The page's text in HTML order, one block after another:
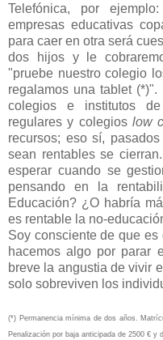
Telefónica, por
empresas educativas
para caer en otra será
dos hijos y le
"pruebe nuestro colegio
regalamos una tablet
colegios e institutos
regulares y colegios low
recursos; eso sí,
sean rentables se
esperar cuando se
pensando en la
Educación? ¿O habría
es rentable la no-
Soy consciente de que
hacemos algo por parar
breve la angustia de vivir
solo sobreviven los
(*) Permanencia mínima de dos años.
Penalización por baja anticipada de 2500 € y